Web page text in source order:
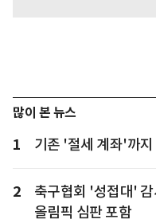
많이 본 뉴스
1 기존 '절세 계좌'까
2
축구협회 '성접대'
올림픽 심판 포함